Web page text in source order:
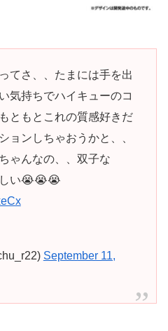
てさ、、たまには手を出
気持ちでハイキューのコ
ともとこれの質感好きだ
ョンしちゃおうかと、、
ゃんなの、、双子な
い😭😭😭
September 11,